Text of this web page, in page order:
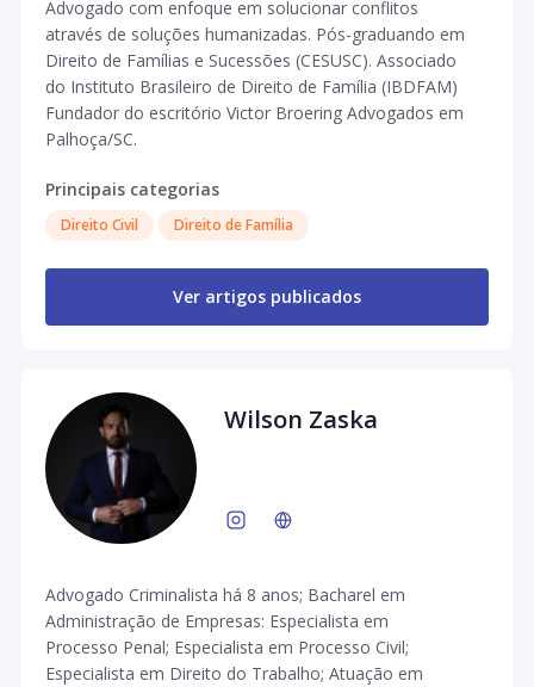
Advogado com enfoque em solucionar conflitos
através de soluções humanizadas. Pós-graduando em
Direito de Famílias e Sucessões (CESUSC). Associado
do Instituto Brasileiro de Direito de Família (IBDFAM)
Fundador do escritório Victor Broering Advogados em
Palhoça/SC.
Principais categorias
Direito Civil Direito de Família
Ver artigos publicados
Wilson Zaska
Advogado Criminalista há 8 anos; Bacharel em
Administração de Empresas: Especialista em
Processo Penal; Especialista em Processo Civil;
Especialista em Direito do Trabalho; Atuação em